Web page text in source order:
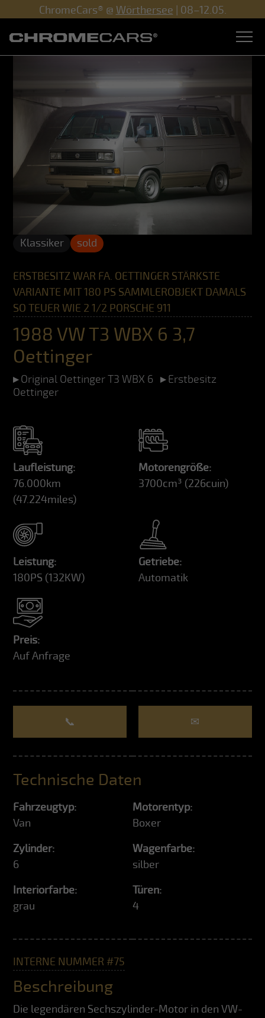
ChromeCars® @ Wörthersee | 08–12.05.
Klassiker sold
ERSTBESITZ WAR FA. OETTINGER STÄRKSTE
VARIANTE MIT 180 PS SAMMLEROBJEKT DAMALS
SO TEUER WIE 2 1/2 PORSCHE 911
1988 VW T3 WBX 6 3,7
Oettinger
Original Oettinger T3 WBX 6
Erstbesitz
Oettinger
Laufleistung:
76.000km
(47.224miles)
Motorengröße:
3700cm³ (226cuin)
Leistung:
180PS (132KW)
Getriebe:
Automatik
Preis:
Auf Anfrage
📞 ✉
Technische Daten
Fahrzeugtyp:
Van
Motorentyp:
Boxer
Zylinder:
6
Wagenfarbe:
silber
Interiorfarbe:
grau
Türen:
4
INTERNE NUMMER #75
Beschreibung
Die legendären Sechszylinder-Motor in den VW-